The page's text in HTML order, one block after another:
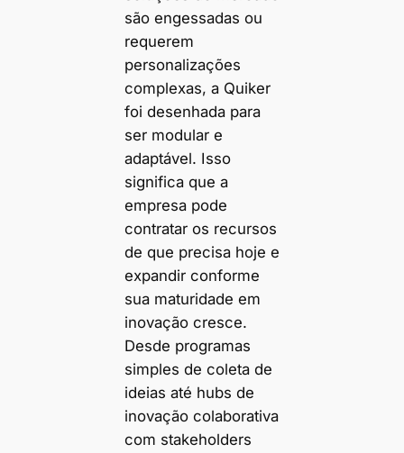
são engessadas ou
requerem
personalizações
complexas, a Quiker
foi desenhada para
ser modular e
adaptável. Isso
significa que a
empresa pode
contratar os recursos
de que precisa hoje e
expandir conforme
sua maturidade em
inovação cresce.
Desde programas
simples de coleta de
ideias até hubs de
inovação colaborativa
com stakeholders